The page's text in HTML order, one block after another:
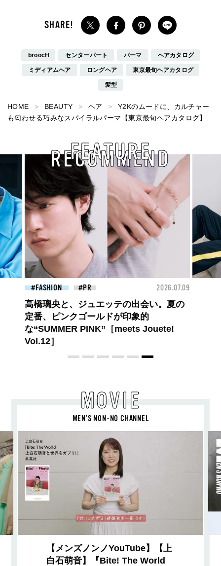
broocH センターパート パーマ ヘアカタログ
ミディアムヘア ロングヘア 東京最旬ヘアカタログ
髪型
HOME BEAUTY ヘア
Y2Kのムードに、カルチャー
も匂わせる巧みなスパイラルパーマ【東京最旬ヘアカタログ】
RECOMMEND
FEATURE
FASHION 2026.07.09
ロエベの新しい世界へようこそ。大胆な
コントラストとレイヤードの先に。装う
喜び、明るいスピリット
MOVIE
MEN’S NON-NO CHANNEL
【メンズノンノYouTube】【上
白石萌音】『Bite! The World